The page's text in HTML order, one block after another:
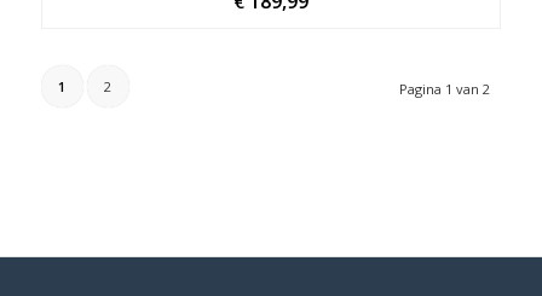
Pagina 1 van 2
1 2